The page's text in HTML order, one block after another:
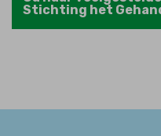
Stichting het